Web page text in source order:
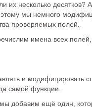
их несколько десятков?
мы немного
проверяемых полей.
имена всех
и модифицировать
самой функции.
добавим ещё один,